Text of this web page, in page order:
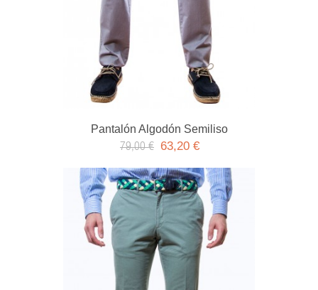
Pantalón Algodón Semiliso
79,00 € 63,20 €